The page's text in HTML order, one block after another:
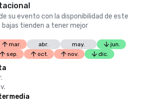
su evento con la disponibilidad de este
tienden a tener mejor
mar. abr. may.
jun.
sep. oct. nov. dic.